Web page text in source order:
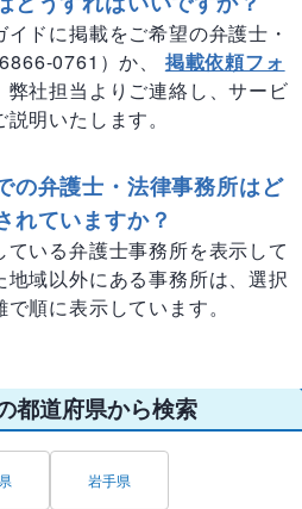
ドに掲載をご希望の弁護士・
0761）か、 掲載依頼フォ
弊社担当よりご連絡し、サービ
明いたします。
の弁護士・法律事務所はど
れていますか？
いる弁護士事務所を表示して
域以外にある事務所は、選択
順に表示しています。
都道府県から検索
岩手県